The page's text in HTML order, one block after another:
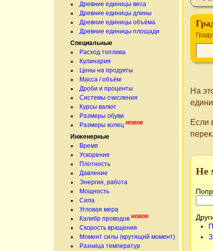
Древние единицы веса
Древние единицы длины
Древние единицы объёма
Древние единицы площади
Специальные
Расход топлива
Кулинария
Цены на продукты
Масса / объём
Дроби и проценты
Системы счисления
Курсы валют
Размеры обуви
Размеры колец новое
Инженерные
Время
Ускорение
Плотность
Давление
Энергия, работа
Мощность
Сила
Угловая мера
Калибр проводов новое
Скорость вращения
Момент силы (крутящий момент)
Разница температур
На
Если
Не